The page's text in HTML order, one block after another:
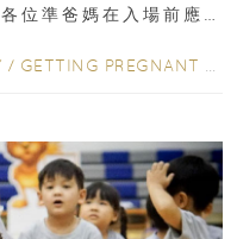
位準爸媽在入場前應
/ GETTING PREGNANT